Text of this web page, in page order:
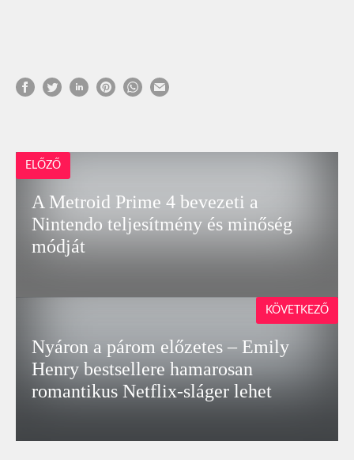
ELŐZŐ
A Metroid Prime 4 bevezeti a
Nintendo teljesítmény és minőség
módját
Nyáron a párom előzetes – Emily
Henry bestsellere hamarosan
romantikus Netflix-sláger lehet
KÖVETKEZŐ